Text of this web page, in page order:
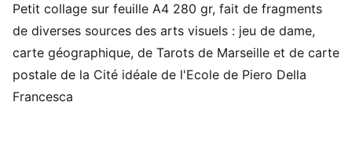
Petit collage sur feuille A4 280 gr, fait de fragments
de diverses sources des arts visuels : jeu de dame,
carte géographique, de Tarots de Marseille et de carte
postale de la Cité idéale de l'Ecole de Piero Della
Francesca